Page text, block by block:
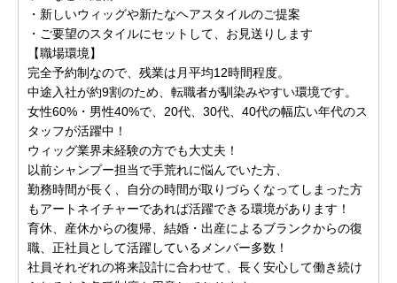
・新しいウィッグや新たなヘアスタイルのご提案
・ご要望のスタイルにセットして、お見送りします
【職場環境】
完全予約制なので、残業は月平均12時間程度。
中途入社が約9割のため、転職者が馴染みやすい環境です。
女性60%・男性40%で、20代、30代、40代の幅広い年代のス
タッフが活躍中！
ウィッグ業界未経験の方でも大丈夫！
以前シャンプー担当で手荒れに悩んでいた方、
勤務時間が長く、自分の時間が取りづらくなってしまった方
もアートネイチャーであれば活躍できる環境があります！
育休、産休からの復帰、結婚・出産によるブランクからの復
職、正社員として活躍しているメンバー多数！
社員それぞれの将来設計に合わせて、長く安心して働き続け